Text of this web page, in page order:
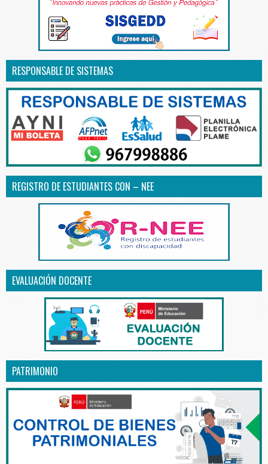
RESPONSABLE DE SISTEMAS
REGISTRO DE ESTUDIANTES CON – NEE
EVALUACIÓN DOCENTE
PATRIMONIO